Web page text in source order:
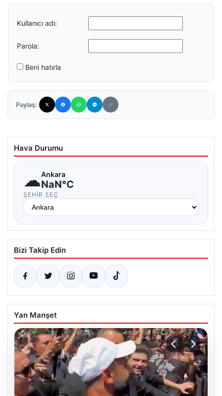
Kullanıcı adı:
Parola:
Beni hatırla
Paylaş:
Hava Durumu
☁Ankara
NaN°C
ŞEHIR SEÇ
Bizi Takip Edin
Yan Manşet